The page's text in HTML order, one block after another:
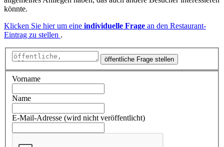
könnte.
Klicken Sie hier um eine individuelle Frage an den Restaurant-
Eintrag zu stellen .
öffentliche Frage stellen
Vorname
Name
E-Mail-Adresse (wird nicht veröffentlicht)